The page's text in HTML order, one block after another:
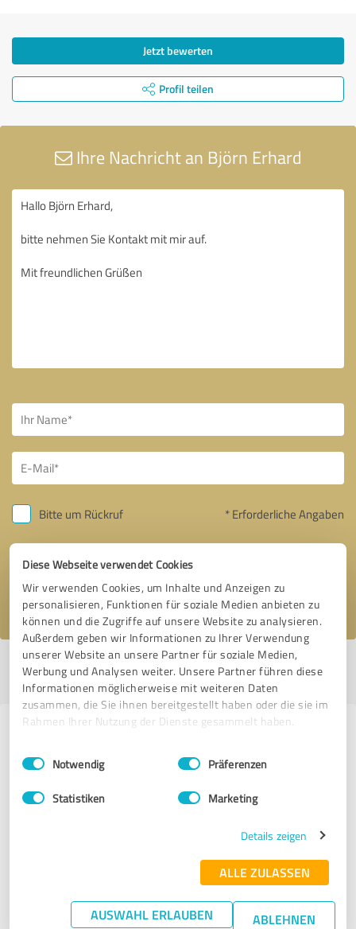
Diese Webseite verwendet Cookies
Wir verwenden Cookies, um Inhalte und Anzeigen zu
personalisieren, Funktionen für soziale Medien anbieten zu
können und die Zugriffe auf unsere Website zu analysieren.
Außerdem geben wir Informationen zu Ihrer Verwendung
unserer Website an unsere Partner für soziale Medien,
Werbung und Analysen weiter. Unsere Partner führen diese
Informationen möglicherweise mit weiteren Daten
zusammen, die Sie ihnen bereitgestellt haben oder die sie im
Rahmen Ihrer Nutzung der Dienste gesammelt haben.
Impressum Datenschutzbestimmungen
Einwilligungsauswahl
Notwendig Präferenzen
Statistiken Marketing
Details zeigen
ALLE ZULASSEN
AUSWAHL ERLAUBEN ABLEHNEN
Jetzt bewerten
Profil teilen
Ihre Nachricht an Björn Erhard
Bitte um Rückruf * Erforderliche Angaben
Nachricht senden
Ich stimme den Datenschutzbestimmungenzu.
Profil aktiv seit 31.05.2023 |Letzte Aktualisierung: 20.06.2023|Profil
melden
Anbietern aus dem Bereich
4.95 von 5